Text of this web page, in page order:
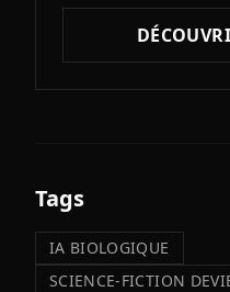
Tags
IA BIOLOGIQUE
SCIENCE-FICTION